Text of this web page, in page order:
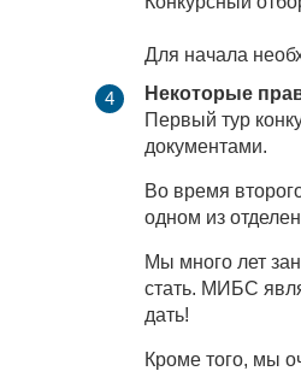
Для начала
Некоторые
Первый тур
документами.
Во время
одном из
Мы много лет
стать. МИБС
дать!
Кроме того, мы